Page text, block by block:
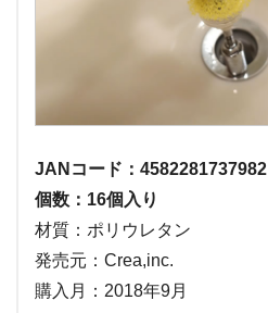
JANコード：4582281737982
個数：16個入り
材質：ポリウレタン
発売元：Crea,inc.
購入月：2018年9月